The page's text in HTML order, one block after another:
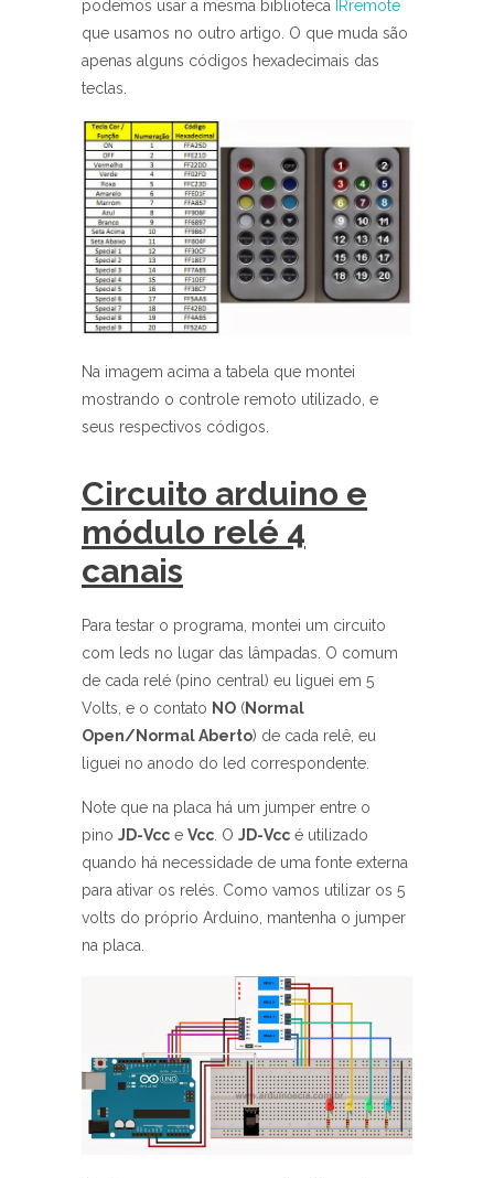
podemos usar a mesma biblioteca
IRremote
que usamos no outro artigo. O que muda são
apenas alguns códigos hexadecimais das
teclas.
Na imagem acima a tabela que montei
mostrando o controle remoto utilizado, e
seus respectivos códigos.
Circuito arduino e
módulo relé 4
canais
Para testar o programa, montei um circuito
com leds no lugar das lâmpadas. O comum
de cada relé (pino central) eu liguei em 5
Volts, e o contato NO (Normal
Open/Normal Aberto) de cada relê, eu
liguei no anodo do led correspondente.
Note que na placa há um jumper entre o
pino JD-Vcc e Vcc . O JD-Vcc é utilizado
quando há necessidade de uma fonte externa
para ativar os relés. Como vamos utilizar os 5
volts do próprio Arduino, mantenha o jumper
na placa.